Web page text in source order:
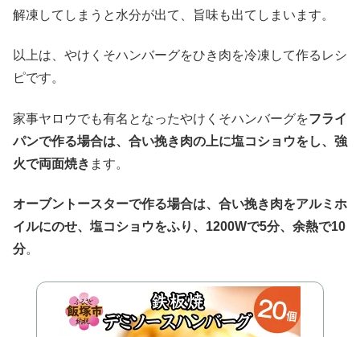
解凍してしまうと水分が出て、旨味も出てしまいます。
以上は、やけくそハンバーグをひき肉を冷凍して作るレシ
ピです。
家事ヤロウでも有名となったやけくそハンバーグをフライ
パンで作る場合は、合い挽き肉の上に塩コショウをし、強
火で両面焼き ます。
オーブントースターで作る場合は、合い挽き肉をアルミホ
イルにのせ、塩コショウをふり、1200Wで5分、余熱で10
分。